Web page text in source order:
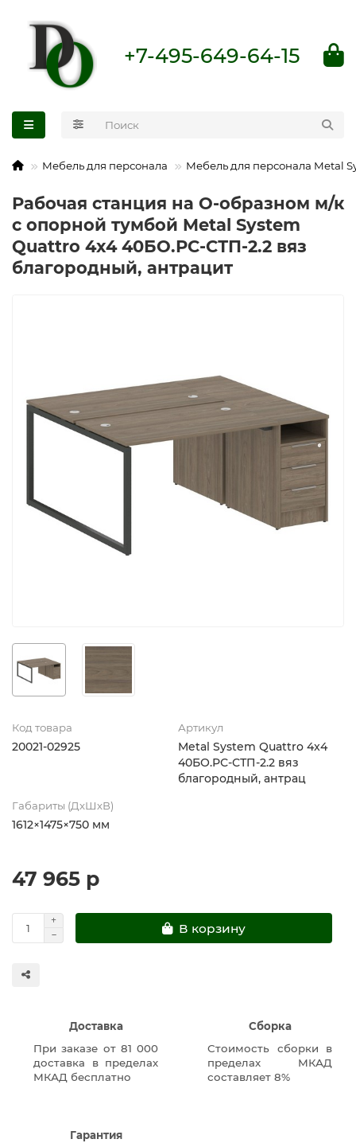
+7-495-649-64-15
Мебель для персонала Мебель для персонала Metal
Рабочая станция на О-образном м/к
с опорной тумбой Metal System
Quattro 4x4 40БО.РС-СТП-2.2 вяз
благородный, антрацит
Код товара
20021-02925
Артикул
Metal System Quattro 4x4
40БО.РС-СТП-2.2 вяз
благородный, антрац
Габариты (ДхШхВ)
1612×1475×750 мм
47 965 р
В корзину
Доставка
При заказе от 81 000
доставка в пределах
МКАД бесплатно
Сборка
Стоимость сборки в
пределах МКАД
составляет 8%
Гарантия